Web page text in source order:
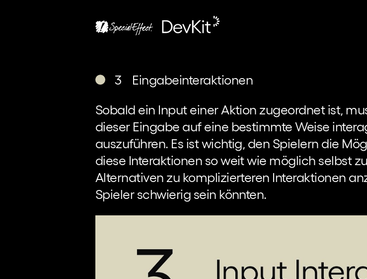
3 Eingabeinteraktionen
Sobald ein Input einer Aktion zugeordnet ist,
dieser Eingabe auf eine bestimmte Weise
auszuführen. Es ist wichtig, den Spielern die
diese Interaktionen so weit wie möglich selbst
Alternativen zu komplizierteren Interaktionen
Spieler schwierig sein könnten.